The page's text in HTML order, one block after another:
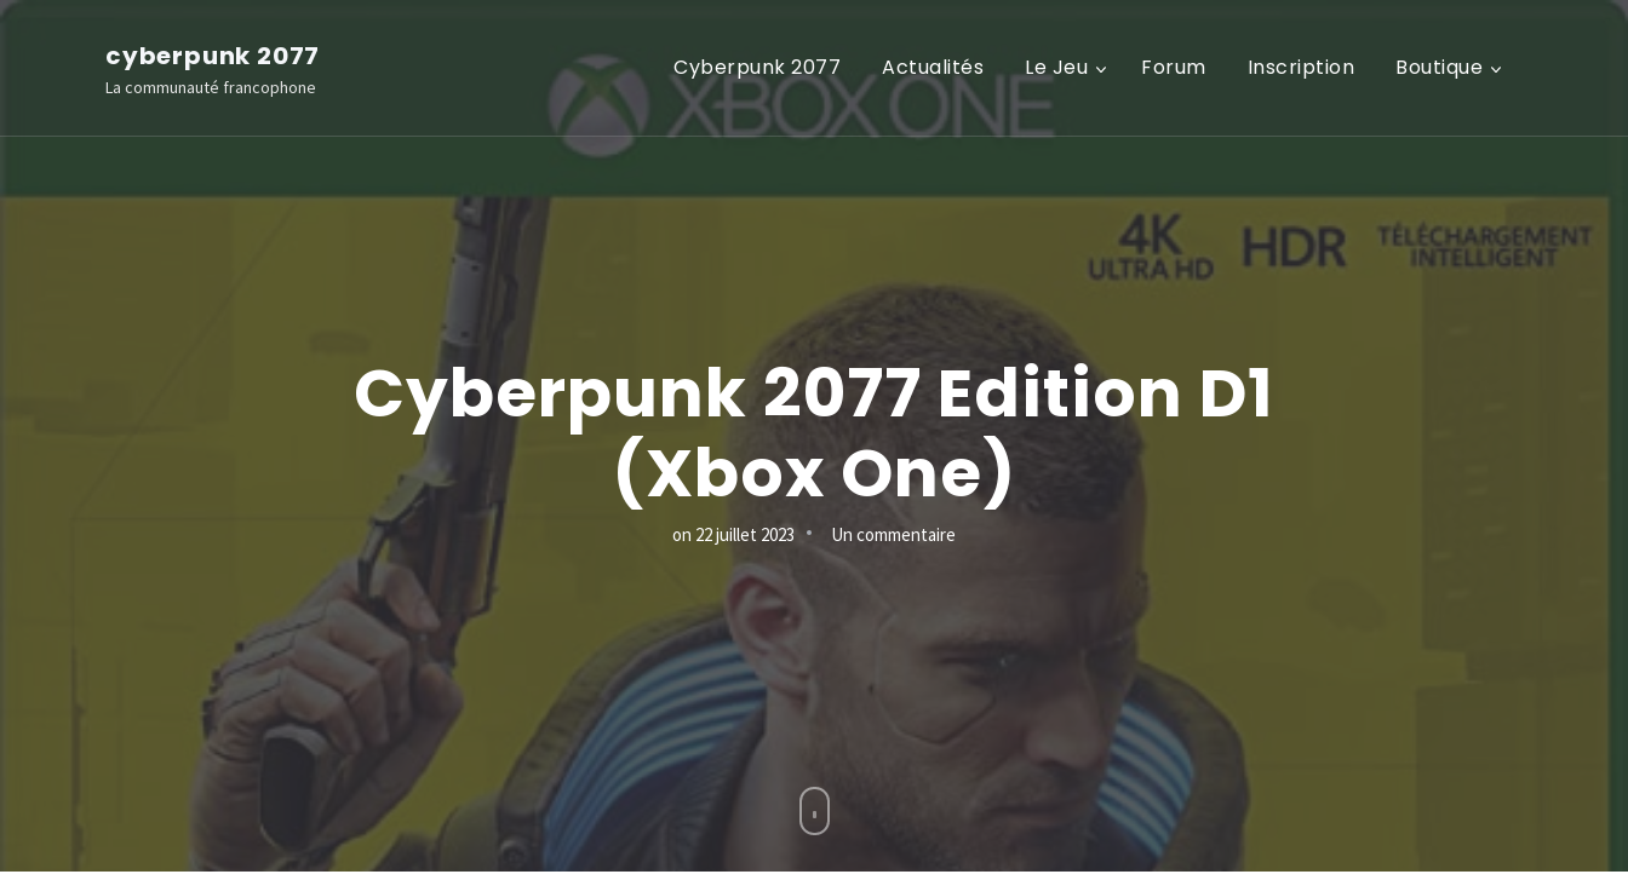
Aller
(Pressez
cyberpunk 2077
La communauté francophone
Cyberpunk 2077 Actualités Le Jeu Forum Inscription Boutique
Cyberpunk 2077 Edition D1
(Xbox One)
on 22 juillet 2023 Un commentaire